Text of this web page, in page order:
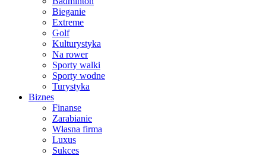
Bieganie
Extreme
Golf
Kulturystyka
Na rower
Sporty walki
Sporty wodne
Turystyka
Biznes
Finanse
Zarabianie
Własna firma
Luxus
Sukces